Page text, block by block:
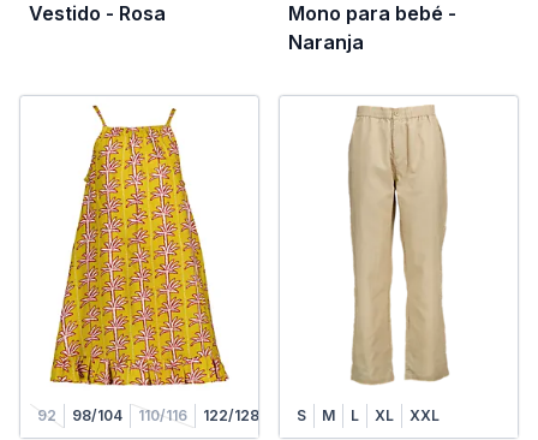
Vestido - Rosa
Mono para bebé -
Naranja
92 98/104 110/116 122/128 S M L XL XXL